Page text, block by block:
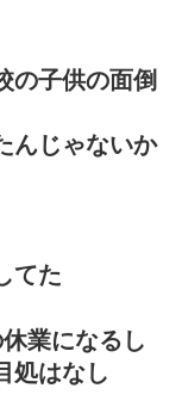
の子供の面倒
んじゃないか
てた
業になるし
処はなし